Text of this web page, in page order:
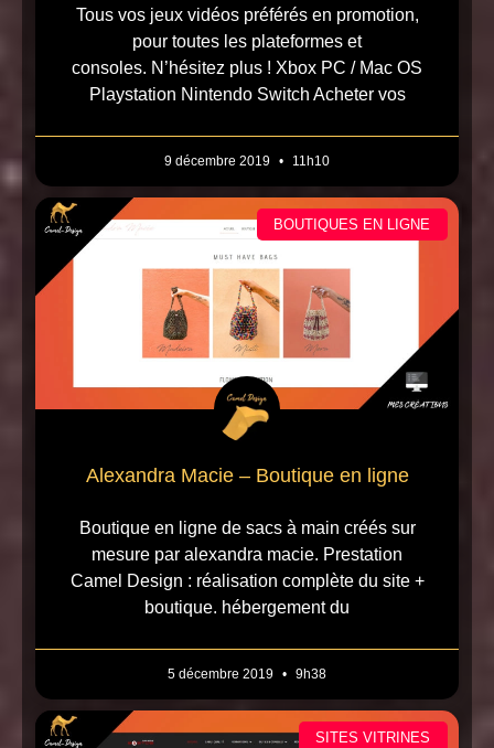
Tous vos jeux vidéos préférés en promotion,
pour toutes les plateformes et
consoles. N’hésitez plus ! Xbox PC / Mac OS
Playstation Nintendo Switch Acheter vos
9 décembre 2019 11h10
BOUTIQUES EN LIGNE
Alexandra Macie – Boutique en ligne
Boutique en ligne de sacs à main créés sur
mesure par alexandra macie. Prestation
Camel Design : réalisation complète du site +
boutique. hébergement du
5 décembre 2019 9h38
SITES VITRINES